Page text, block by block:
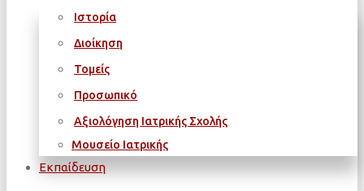
Ιστορία
Διοίκηση
Τομείς
Προσωπικό
Αξιολόγηση Ιατρικής Σχολής
Μουσείο Ιατρικής
Εκπαίδευση